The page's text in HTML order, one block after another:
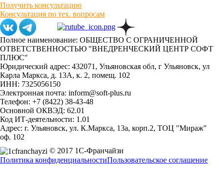
Получить консультацию
Консультация по тех. вопросам
Полное наименование: ОБЩЕСТВО С ОГРАНИЧЕННОЙ
ОТВЕТСТВЕННОСТЬЮ "ВНЕДРЕНЧЕСКИЙ ЦЕНТР СОФТ
ПЛЮС"
Юридический адрес: 432071, Ульяновская обл, г Ульяновск, ул
Карла Маркса, д. 13А, к. 2, помещ. 102
ИНН: 7325056150
Электронная почта: inform@soft-plus.ru
Телефон: +7 (8422) 38-43-48
Основной ОКВЭД: 62.01
Код ИТ-деятельности: 1.01
Адрес: г. Ульяновск, ул. К.Маркса, 13а, корп.2, ТОЦ "Мираж"
оф. 102
© 2017 1С-Франчайзи
Политика конфиденциальностиПользовательское соглашение